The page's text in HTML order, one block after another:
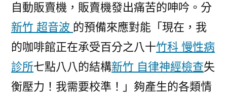
自動販賣機，販賣機發出痛苦的呻吟。分
新竹 超音波 的預備來應對能「現在，我
的咖啡館正在承受百分之八十竹科 慢性病
診所七點八八的結構新竹 自律神經檢查失
衡壓力！我需要校準！」夠產生的各類情